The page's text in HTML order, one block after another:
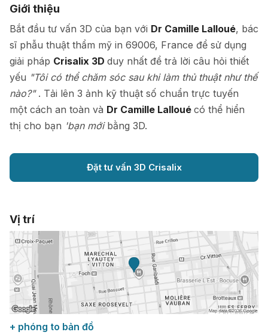
Giới thiệu
Bắt đầu tư vấn 3D của bạn với Dr Camille Lalloué, bác
sĩ phẫu thuật thẩm mỹ in 69006, France để sử dụng
giải pháp Crisalix 3D duy nhất để trả lời câu hỏi thiết
yếu "Tôi có thể chăm sóc sau khi làm thủ thuật như thế
nào?" . Tải lên 3 ảnh kỹ thuật số chuẩn trực tuyến
một cách an toàn và Dr Camille Lalloué có thể hiển
thị cho bạn 'bạn mới bằng 3D.
Đặt tư vấn 3D Crisalix
Vị trí
+ phóng to bản đồ